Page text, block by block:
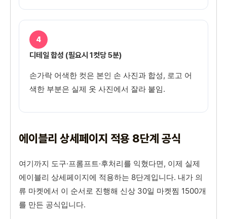
4
디테일 합성 (필요시 1컷당 5분)
손가락 어색한 컷은 본인 손 사진과 합성, 로고 어
색한 부분은 실제 옷 사진에서 잘라 붙임.
에이블리 상세페이지 적용 8단계 공식
여기까지 도구·프롬프트·후처리를 익혔다면, 이제 실제
에이블리 상세페이지에 적용하는 8단계입니다. 내가 의
류 마켓에서 이 순서로 진행해 신상 30일 마켓찜 1500개
를 만든 공식입니다.